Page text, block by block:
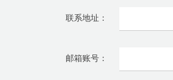
联系地址：
邮箱账号：